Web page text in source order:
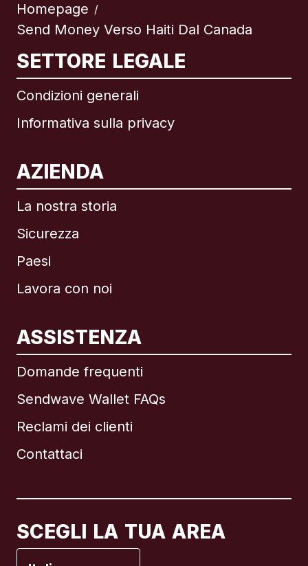
Homepage /
Send Money Verso Haiti Dal Canada
SETTORE LEGALE
Condizioni generali
Informativa sulla privacy
AZIENDA
La nostra storia
Sicurezza
Paesi
Lavora con noi
ASSISTENZA
Domande frequenti
Sendwave Wallet FAQs
Reclami dei clienti
Contattaci
SCEGLI LA TUA AREA
Internazionale English
Brasile